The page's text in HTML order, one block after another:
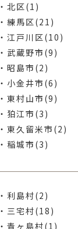
・北区(1)
・練馬区(21)
・江戸川区(10)
・武蔵野市(9)
・昭島市(2)
・小金井市(6)
・東村山市(9)
・狛江市(3)
・東久留米市(2)
・稲城市(3)
・利島村(2)
・三宅村(18)
・青ヶ島村(1)